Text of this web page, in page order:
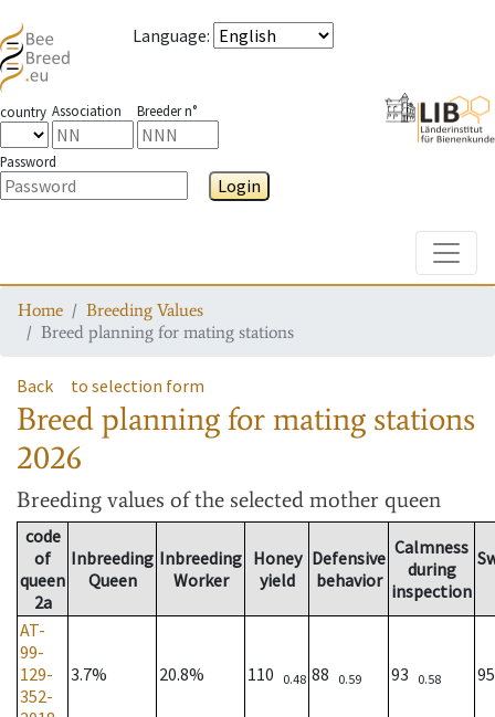
Language:
country Association Breeder n°
Password
Login
Home
Breeding Values
Breed planning for mating stations
Back to selection form
Breed planning for mating stations
2026
Breeding values of the selected mother queen
code
of
queen
2a
Inbreeding
Queen
Inbreeding
Worker
Honey
yield
Defensive
behavior
Calmness
during
inspection
AT-
99-
129-
352-
3.7% 20.8% 110 0.48 88 0.59 93 0.58